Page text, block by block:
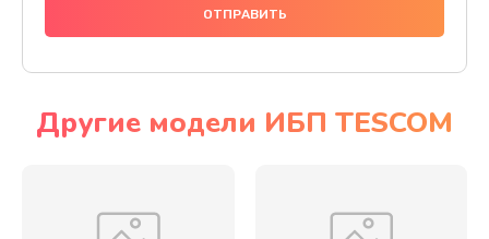
Другие модели ИБП TESCOM